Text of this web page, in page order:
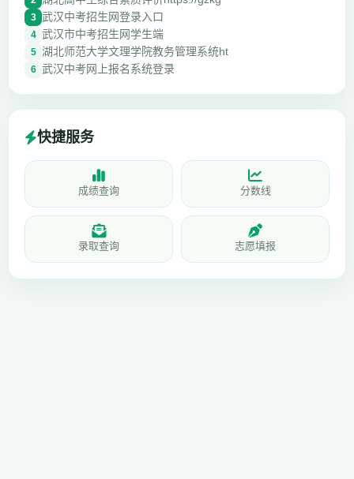
3 武汉中考招生网登录入口
4 武汉市中考招生网学生端
5 湖北师范大学文理学院教务管理系统ht
6 武汉中考网上报名系统登录
快捷服务
成绩查询 分数线
录取查询 志愿填报